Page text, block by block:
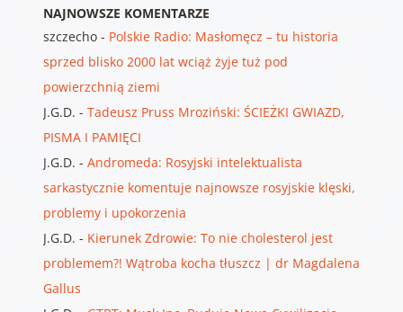
NAJNOWSZE KOMENTARZE
szczecho- Polskie Radio: Masłomęcz – tu historia
sprzed blisko 2000 lat wciąż żyje tuż pod
powierzchnią ziemi
J.G.D. - Tadeusz Pruss Mroziński: ŚCIEŻKI GWIAZD,
PISMA I PAMIĘCI
J.G.D. - Andromeda: Rosyjski intelektualista
sarkastycznie komentuje najnowsze rosyjskie klęski,
problemy i upokorzenia
J.G.D. - Kierunek Zdrowie: To nie cholesterol jest
problemem?! Wątroba kocha tłuszcz | dr Magdalena
Gallus